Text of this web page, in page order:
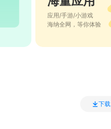
应用/手游/小游戏
海纳全网，等你体验
下载